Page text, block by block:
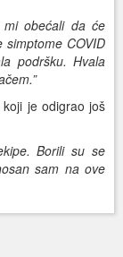
mi obećali da će
COVID
podršku. Hvala
je odigrao još
Borili su se
sam na ove